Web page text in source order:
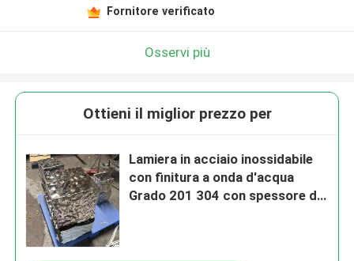
Fornitore verificato
Osservi più
Ottieni il miglior prezzo per
Lamiera in acciaio inossidabile
con finitura a onda d'acqua
Grado 201 304 con spessore da